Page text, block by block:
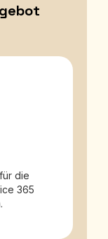
die
365